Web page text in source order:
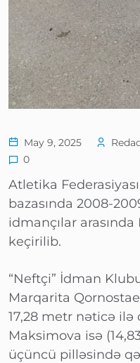
May 9, 2025
0
Atletika
bazasında 2008-
idmançılar
keçirilib.
“Neftçi” İdman
Marqarita
17,28 metr nəticə ilə
Maksimova isə
üçüncü pilləsində